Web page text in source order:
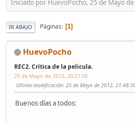
Iniciado por HuevoPocho, 25 de Mayo
IR ABAJO Páginas 1
HuevoPocho
REC2. Crítica de la pelicula.
25 de Mayo de 2012, 20:21:05
Ultima modificación: 25 de Mayo de 2012,
Buenos días a todos: